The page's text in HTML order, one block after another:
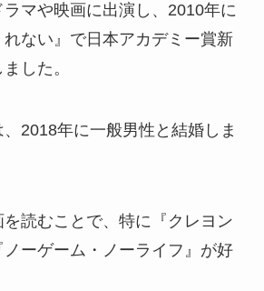
マや映画に出演し、2010年に
ない』で日本アカデミー賞新
した。
2018年に一般男性と結婚しま
読むことで、特に『クレヨン
ノーゲーム・ノーライフ』が好